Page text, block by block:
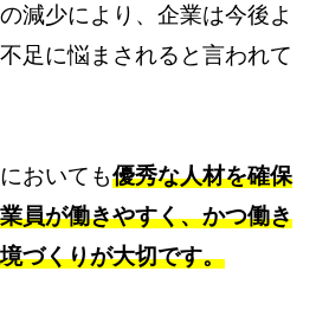
減少により、企業は今後よ
足に悩まされると言われて
おいても優秀な人材を確保
員が働きやすく、かつ働き
づくりが大切です。